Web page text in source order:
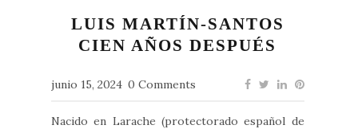
LUIS MARTÍN-SANTOS
CIEN AÑOS DESPUÉS
junio 15, 2024 0 Comments
Nacido en Larache (protectorado español de